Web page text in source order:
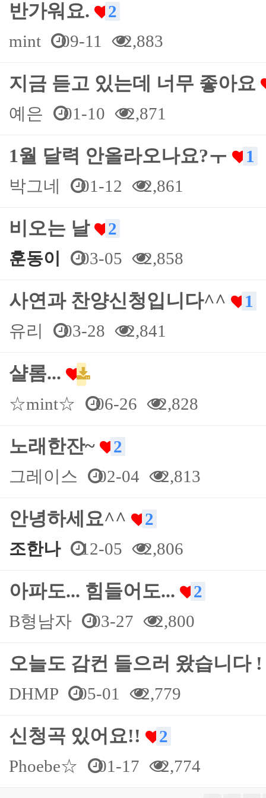
반가워요.
2
mint
09-11 2,883
지금 듣고 있는데 너무 좋아요
예은 01-10 2,871
1월 달력 안올라오나요?ㅜ
1
박그네
01-12 2,861
비오는 날
2
훈동이
03-05 2,858
사연과 찬양신청입니다^^
1
유리
03-28 2,841
샬롬...
☆mint☆ 06-26 2,828
노래한잔~
2
그레이스
02-04 2,813
안녕하세요^^
2
조한나
12-05 2,806
아파도... 힘들어도...
2
B형남자
03-27 2,800
오늘도 감컨 들으러 왔습니다
DHMP 05-01 2,779
신청곡 있어요!!
2
Phoebe☆
01-17 2,774